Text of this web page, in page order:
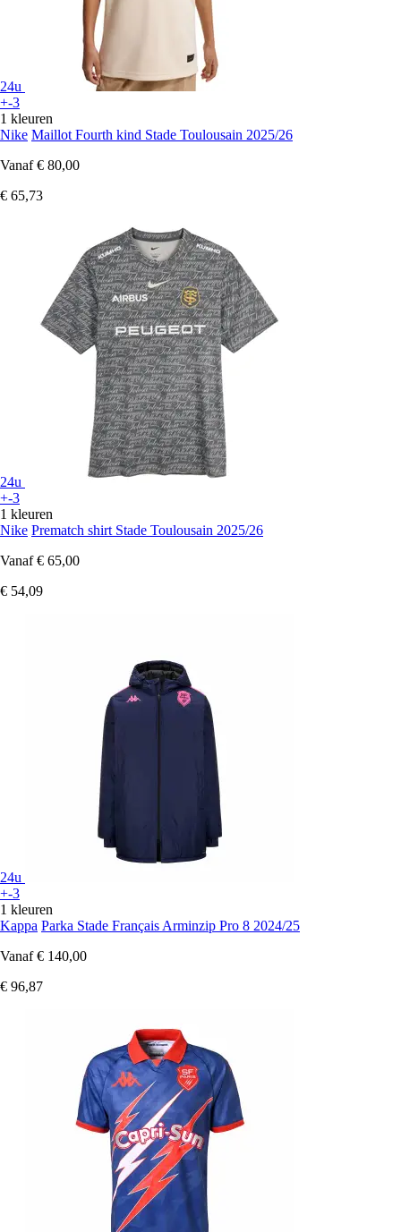
24u
+-3
1 kleuren
Nike Maillot Fourth kind Stade Toulousain 2025/26
Vanaf € 80,00
€ 65,73
24u
+-3
1 kleuren
Nike Prematch shirt Stade Toulousain 2025/26
Vanaf € 65,00
€ 54,09
24u
+-3
1 kleuren
Kappa Parka Stade Français Arminzip Pro 8 2024/25
Vanaf € 140,00
€ 96,87